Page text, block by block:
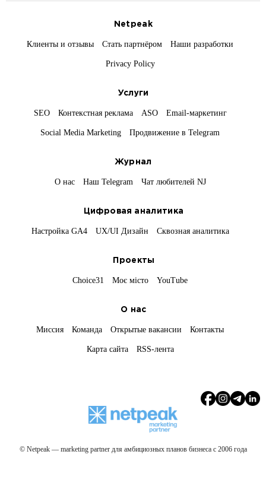
Netpeak
Клиенты и отзывы Стать партнёром Наши разработки
Privacy Policy
Услуги
SEO Контекстная реклама ASO Email-маркетинг
Social Media Marketing Продвижение в Telegram
Журнал
О нас Наш Telegram Чат любителей NJ
Цифровая аналитика
Настройка GA4 UX/UI Дизайн Сквозная аналитика
Проекты
Choice31 Моє місто YouTube
О нас
Миссия Команда Открытые вакансии Контакты
Карта сайта RSS-лента
© Netpeak — marketing partner для амбициозных планов бизнеса с 2006 года